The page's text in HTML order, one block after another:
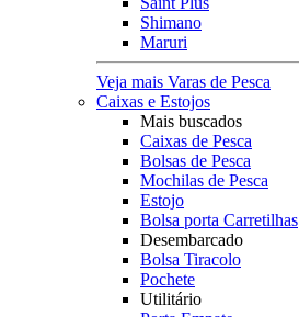
Shimano
Maruri
Veja mais Varas de Pesca
Caixas e Estojos
Mais buscados
Caixas de Pesca
Bolsas de Pesca
Mochilas de Pesca
Estojo
Bolsa porta Carretilhas
Desembarcado
Bolsa Tiracolo
Pochete
Utilitário